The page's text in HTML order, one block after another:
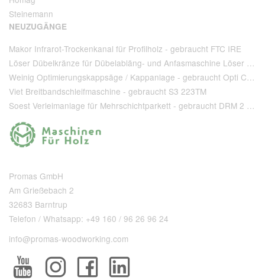
Steinemann
NEUZUGÄNGE
Makor Infrarot-Trockenkanal für Profilholz - gebraucht FTC IRE
Löser Dübelkränze für Dübelabläng- und Anfasmaschine Löser Type AA 220 - gebraucht
Weinig Optimierungskappsäge / Kappanlage - gebraucht Opti Cut 90
Viet Breitbandschleifmaschine - gebraucht S3 223TM
Soest Verleimanlage für Mehrschichtparkett - gebraucht DRM 2 1 400 + T 80
Promas GmbH
Am Grießebach 2
32683 Barntrup
Telefon / Whatsapp: +49 160 / 96 26 96 24
info@promas-woodworking.com